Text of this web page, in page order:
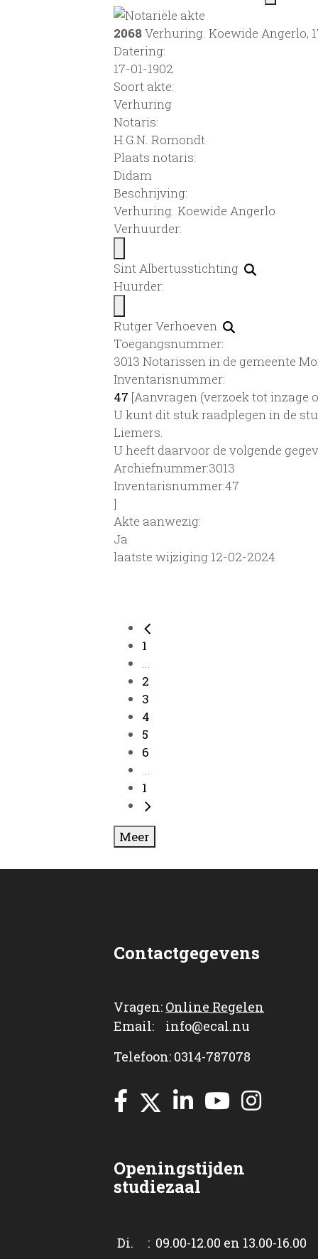
2068Verhuring. Koewide Angerlo,
Datering:
17-01-1902
Soort akte:
Verhuring
Notaris:
H.G.N. Romondt
Plaats notaris:
Didam
Beschrijving:
Verhuring. Koewide Angerlo
Verhuurder:
Sint Albertusstichting
Huurder:
Rutger Verhoeven
Toegangsnummer:
3013 Notarissen in de gemeente
Inventarisnummer:
47 [Aanvragen (verzoek tot inzage
U kunt dit stuk raadplegen in de
Liemers.
U heeft daarvoor de volgende
Archiefnummer:3013
Inventarisnummer:47
]
Akte aanwezig:
Ja
laatste wijziging 12-02-2024
1
...
2
3
4
5
6
...
1
Meer
Contactgegevens
Vragen: Online Regelen
Email: info@ecal.nu
Telefoon: 0314-787078
Openingstijden
studiezaal
Di. : 09.00-12.00 en 13.00-16.00